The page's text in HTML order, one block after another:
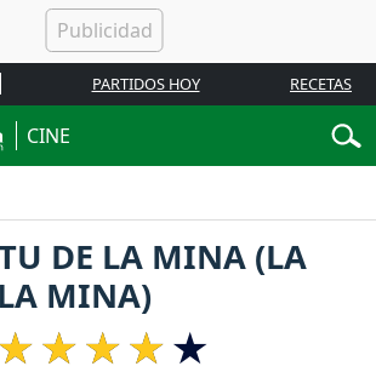
PARTIDOS HOY RECETAS
CINE
DE LA MINA (LA
MINA)